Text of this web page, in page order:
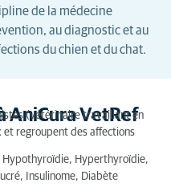
de la médecine
au diagnostic et au
du chien et du chat.
AniCura VetRef
(vétérinaire travaillant en
et regroupent des affections
Hypothyroïdie, Hyperthyroïdie,
Insulinome, Diabète